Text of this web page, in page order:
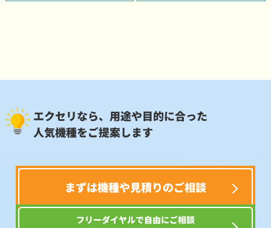
エクセリなら、用途や目的に合った
人気機種をご提案します
まずは機種や見積りのご相談
フリーダイヤルで自由にご相談